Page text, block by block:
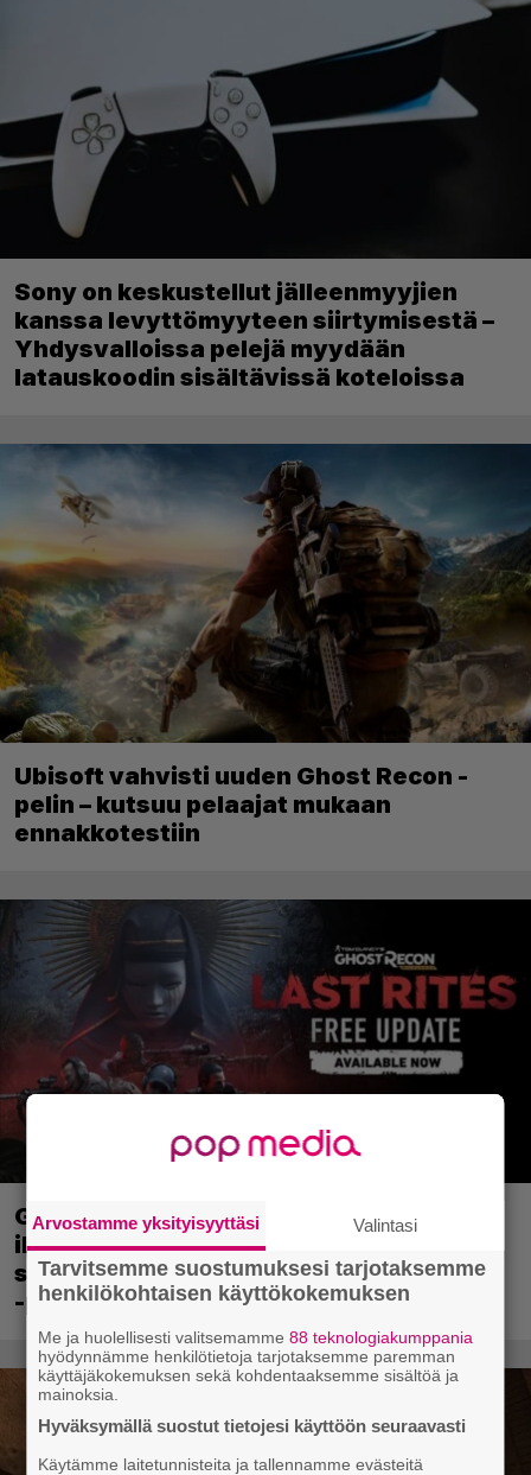
Sony on keskustellut jälleenmyyjien
kanssa levyttömyyteen siirtymisestä –
Yhdysvalloissa pelejä myydään
latauskoodin sisältävissä koteloissa
Ubisoft vahvisti uuden Ghost Recon -
pelin – kutsuu pelaajat mukaan
ennakkotestiin
Ghost Recon 25 vuotta: nappaa nyt
ilmaiseksi Ghost Recon: Future Soldier
sekä merkittävä Ghost Recon Wildlands
-päivitys
Arvostamme yksityisyyttäsi Valintasi
Tarvitsemme suostumuksesi tarjotaksemme
henkilökohtaisen käyttökokemuksen
Me ja huolellisesti valitsemamme88 teknologiakumppania
hyödynnämme henkilötietoja tarjotaksemme paremman
käyttäjäkokemuksen sekä kohdentaaksemme sisältöä ja
mainoksia.
Hyväksymällä suostut tietojesi käyttöön seuraavasti
Käytämme laitetunnisteita ja tallennamme evästeitä